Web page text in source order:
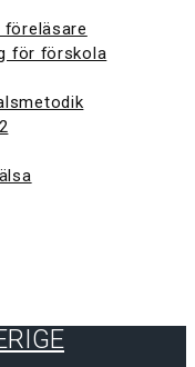
föreläsare
för förskola